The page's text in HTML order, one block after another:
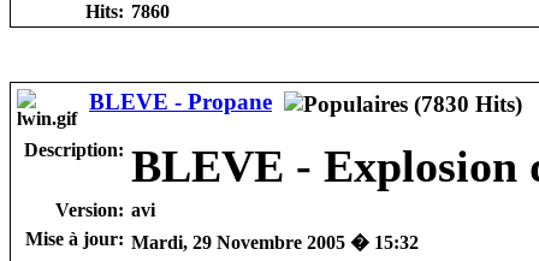
Hits: 7860
BLEVE - Propane
Description: BLEVE - Explosion
Version: avi
Mise à jour: Mardi, 29 Novembre 2005 � 15:32